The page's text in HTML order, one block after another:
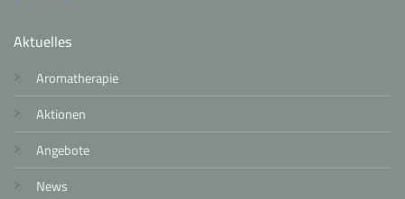
Aktuelles
Aromatherapie
Aktionen
Angebote
News